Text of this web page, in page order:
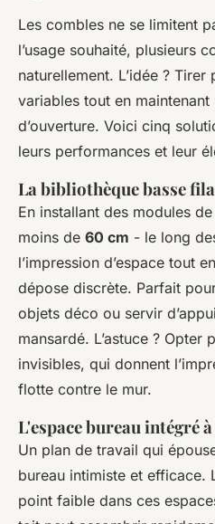
Les combles ne se limitent
l’usage souhaité, plusieurs
naturellement. L’idée ? Tirer
variables tout en maintenant
d’ouverture. Voici cinq
leurs performances et leur
La bibliothèque basse
En installant des modules
moins de 60 cm - le long
l’impression d’espace tout
dépose discrète. Parfait
objets déco ou servir
mansardé. L’astuce ? Opter
invisibles, qui donnent
flotte contre le mur.
L'espace bureau intégré
Un plan de travail qui
bureau intimiste et efficace.
point faible dans ces